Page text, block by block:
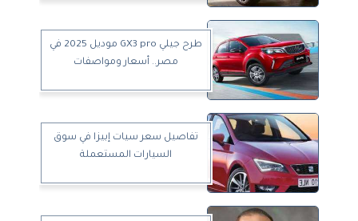
طرح جيلي GX3 pro موديل 2025 في
مصر.. أسعار ومواصفات
تفاصيل سعر سيات إبيزا في سوق
السيارات المستعملة